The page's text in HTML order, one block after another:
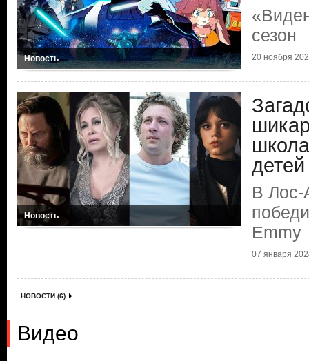
Новость
сезон
20 ноября
Новость
детей
В Лос-
Emmy
07 января
НОВОСТИ (6)
Видео